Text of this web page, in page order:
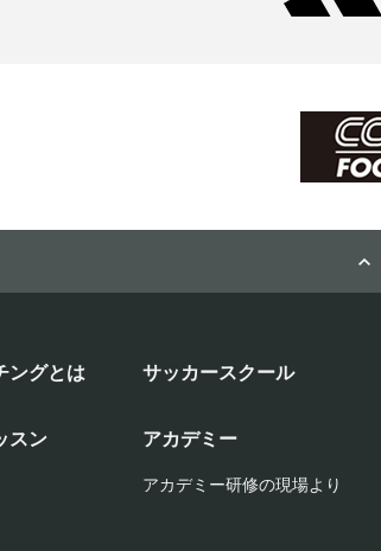
ングとは サッカースクール
スン アカデミー
アカデミー研修の現場より